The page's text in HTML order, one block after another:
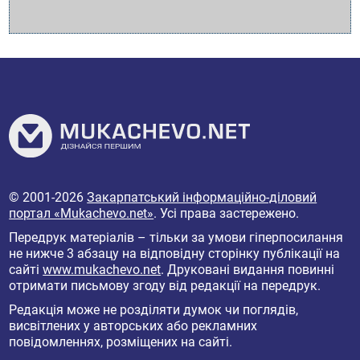
© 2001-2026Закарпатський інформаційно-діловий
портал «Mukachevo.net». Усі права застережено.
Передрук матеріалів – тільки за умови гіперпосилання
не нижче 3 абзацу на відповідну сторінку публікації на
сайтіwww.mukachevo.net. Друковані видання повинні
отримати письмову згоду від редакції на передрук.
Редакція може не розділяти думок чи поглядів,
висвітлених у авторських або рекламних
повідомленнях, розміщених на сайті.